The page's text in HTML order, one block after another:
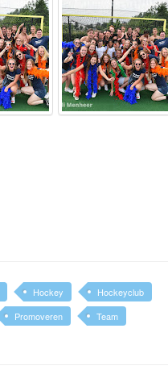
Hockey
Hockeyclub
Promoveren
Team